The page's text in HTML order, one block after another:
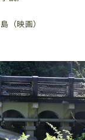
（映画）